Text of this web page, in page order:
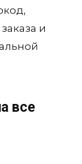
и
все